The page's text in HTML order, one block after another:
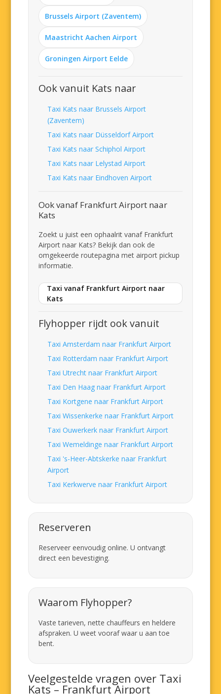
Brussels Airport (Zaventem)
Maastricht Aachen Airport
Groningen Airport Eelde
Ook vanuit Kats naar
Taxi Kats naar Brussels Airport
(Zaventem)
Taxi Kats naar Düsseldorf Airport
Taxi Kats naar Schiphol Airport
Taxi Kats naar Lelystad Airport
Taxi Kats naar Eindhoven Airport
Ook vanaf Frankfurt Airport naar
Kats
Zoekt u juist een ophaalrit vanaf Frankfurt
Airport naar Kats? Bekijk dan ook de
omgekeerde routepagina met airport pickup
informatie.
Taxi vanaf Frankfurt Airport naar
Kats
Flyhopper rijdt ook vanuit
Taxi Amsterdam naar Frankfurt Airport
Taxi Rotterdam naar Frankfurt Airport
Taxi Utrecht naar Frankfurt Airport
Taxi Den Haag naar Frankfurt Airport
Taxi Kortgene naar Frankfurt Airport
Taxi Wissenkerke naar Frankfurt Airport
Taxi Ouwerkerk naar Frankfurt Airport
Taxi Wemeldinge naar Frankfurt Airport
Taxi 's-Heer-Abtskerke naar Frankfurt
Airport
Taxi Kerkwerve naar Frankfurt Airport
Reserveren
Reserveer eenvoudig online. U ontvangt
direct een bevestiging.
Waarom Flyhopper?
Vaste tarieven, nette chauffeurs en heldere
afspraken. U weet vooraf waar u aan toe
bent.
Veelgestelde vragen over Taxi
Kats – Frankfurt Airport